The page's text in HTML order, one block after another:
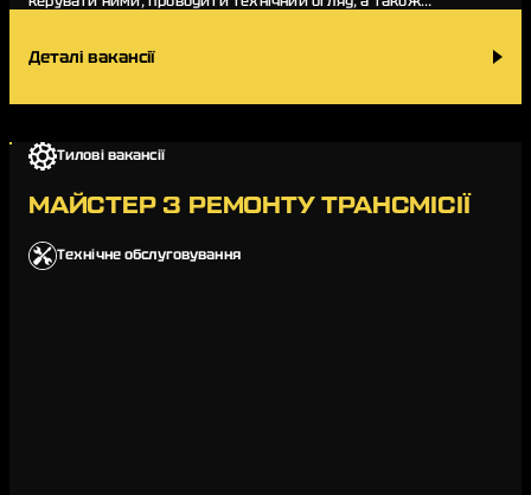
Деталі вакансії
Тилові вакансії
МАЙСТЕР З РЕМОНТУ ТРАНСМІСІЇ
Технічне обслуговування